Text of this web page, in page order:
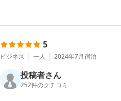
5
ビジネス 一人 2024年7月宿泊
投稿者さん
252件のクチコミ